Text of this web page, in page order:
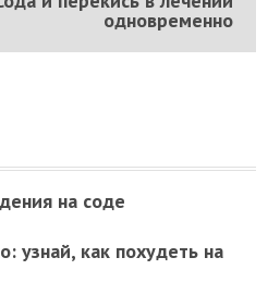
одновременно
на соде
узнай, как похудеть на